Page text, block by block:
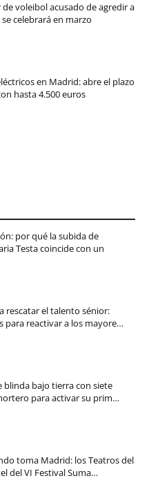
voleibol acusado de agredir a
celebrará en marzo
en Madrid: abre el plazo
hasta 4.500 euros
por qué la subida de
Testa coincide con un
rescatar el talento sénior:
para reactivar a los mayore…
blinda bajo tierra con siete
para activar su prim…
toma Madrid: los Teatros del
del VI Festival Suma…